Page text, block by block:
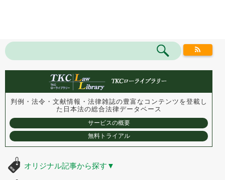
判例・法令・文献情報・法律雑誌の豊富なコンテンツを登載し
た 日本法の総合法律データベース
サービスの概要
無料トライアル
オリジナル記事から探す ▼